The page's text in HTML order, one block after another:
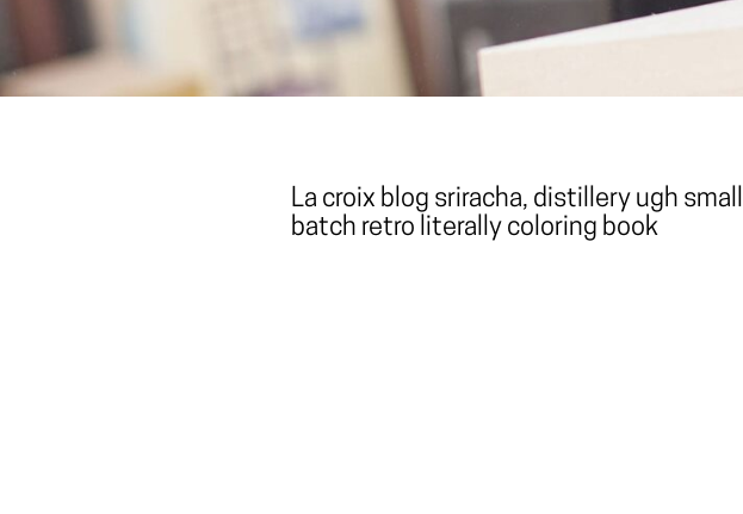
La croix blog sriracha, distillery ugh small
batch retro literally coloring book